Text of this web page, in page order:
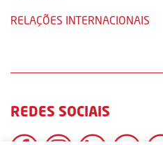
RELAÇÕES INTERNACIONAIS
REDES SOCIAIS